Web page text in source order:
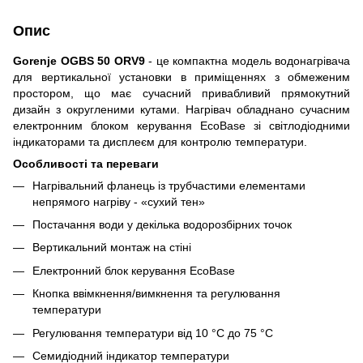
Опис
Gorenje OGBS 50 ORV9 - це компактна модель водонагрівача
для вертикальної установки в приміщеннях з обмеженим
простором, що має сучасний привабливий прямокутний
дизайн з округленими кутами. Нагрівач обладнано сучасним
електронним блоком керування EcoBase зі світлодіодними
індикаторами та дисплеєм для контролю температури.
Особливості та переваги
Нагрівальний фланець із трубчастими елементами
непрямого нагріву - «сухий тен»
Постачання води у декілька водорозбірних точок
Вертикальний монтаж на стіні
Електронний блок керування EcoBase
Кнопка ввімкнення/вимкнення та регулювання
температури
Регулювання температури від 10 °C до 75 °C
Семидіодний індикатор температури